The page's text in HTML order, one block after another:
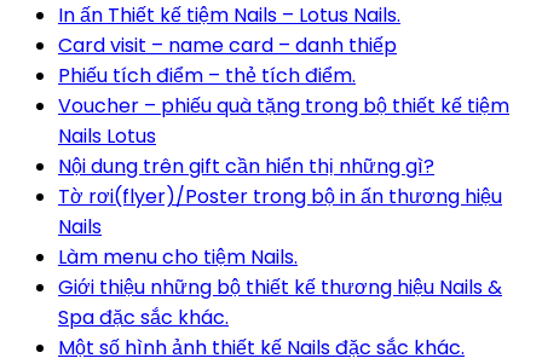
In ấn Thiết kế tiệm Nails – Lotus Nails.
Card visit – name card – danh thiếp
Phiếu tích điểm – thẻ tích điểm.
Voucher – phiếu quà tặng trong bộ thiết kế tiệm
Nails Lotus
Nội dung trên gift cần hiển thị những gì?
Tờ rơi(flyer)/Poster trong bộ in ấn thương hiệu
Nails
Làm menu cho tiệm Nails.
Giới thiệu những bộ thiết kế thương hiệu Nails &
Spa đặc sắc khác.
Một số hình ảnh thiết kế Nails đặc sắc khác.